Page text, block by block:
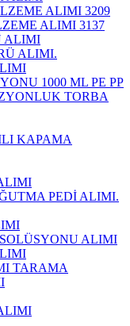
ALIMI 3209
ALIMI 3137
ALIMI
ALIMI.
1000 ML PE PP
TORBA
KAPAMA
PEDİ ALIMI.
ALIMI
TARAMA